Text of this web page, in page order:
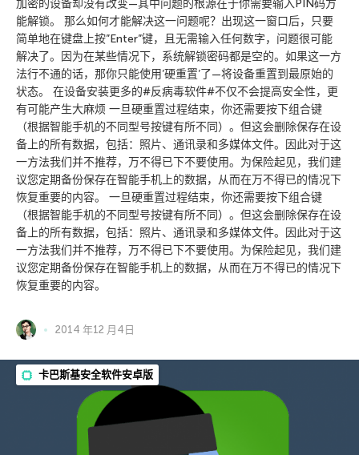
加密的设备却没有改变—其中问题的根源在于你需要输入PIN码方
能解锁。 那么如何才能解决这一问题呢？出现这一窗口后，只要
简单地在键盘上按”Enter”键，且无需输入任何数字，问题很可能
解决了。因为在某些情况下，系统解锁密码都是空的。如果这一方
法行不通的话，那你只能使用’硬重置’了—将设备重置到最原始的
状态。 在设备安装更多的#反病毒软件#不仅不会提高安全性，更
有可能产生大麻烦 一旦硬重置过程结束，你还需要按下组合键
（根据智能手机的不同型号按键有所不同）。但这会删除保存在设
备上的所有数据，包括：照片、通讯录和多媒体文件。因此对于这
一方法我们并不推荐，万不得已下不要使用。为保险起见，我们建
议您定期备份保存在智能手机上的数据，从而在万不得已的情况下
恢复重要的内容。 一旦硬重置过程结束，你还需要按下组合键
（根据智能手机的不同型号按键有所不同）。但这会删除保存在设
备上的所有数据，包括：照片、通讯录和多媒体文件。因此对于这
一方法我们并不推荐，万不得已下不要使用。为保险起见，我们建
议您定期备份保存在智能手机上的数据，从而在万不得已的情况下
恢复重要的内容。
2014 年12 月4日
卡巴斯基安全软件安卓版